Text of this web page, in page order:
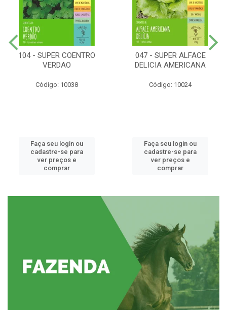
104 - SUPER COENTRO
VERDAO
Código: 10038
Faça seu login ou
cadastre-se para
ver preços e
comprar
047 - SUPER ALFACE
DELICIA AMERICANA
Código: 10024
Faça seu login ou
cadastre-se para
ver preços e
comprar